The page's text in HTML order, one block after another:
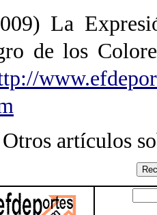
La
de los
Otros artículos